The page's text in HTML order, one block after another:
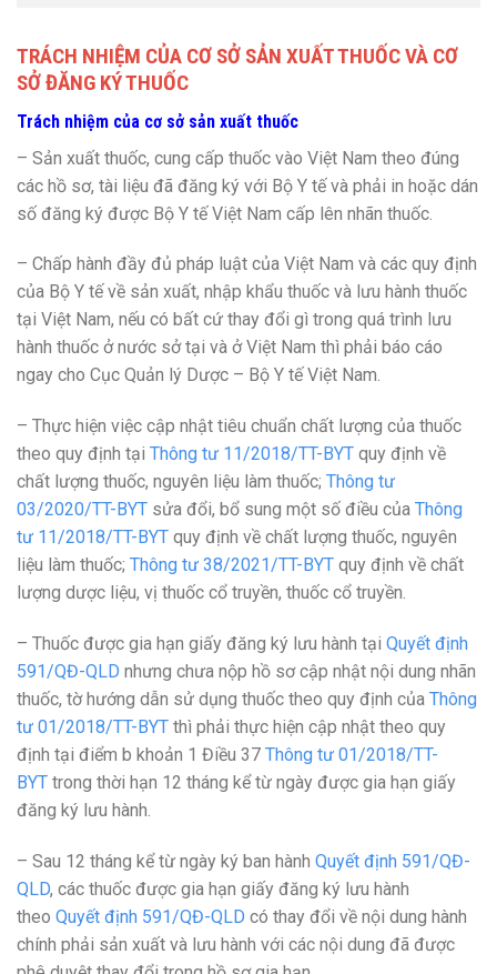
TRÁCH NHIỆM CỦA CƠ SỞ SẢN XUẤT THUỐC VÀ CƠ
SỞ ĐĂNG KÝ THUỐC
Trách nhiệm của cơ sở sản xuất thuốc
– Sản xuất thuốc, cung cấp thuốc vào Việt Nam theo đúng
các hồ sơ, tài liệu đã đăng ký với Bộ Y tế và phải in hoặc dán
số đăng ký được Bộ Y tế Việt Nam cấp lên nhãn thuốc.
– Chấp hành đầy đủ pháp luật của Việt Nam và các quy định
của Bộ Y tế về sản xuất, nhập khẩu thuốc và lưu hành thuốc
tại Việt Nam, nếu có bất cứ thay đổi gì trong quá trình lưu
hành thuốc ở nước sở tại và ở Việt Nam thì phải báo cáo
ngay cho Cục Quản lý Dược – Bộ Y tế Việt Nam.
– Thực hiện việc cập nhật tiêu chuẩn chất lượng của thuốc
theo quy định tại Thông tư 11/2018/TT-BYT quy định về
chất lượng thuốc, nguyên liệu làm thuốc; Thông tư
03/2020/TT-BYT sửa đổi, bổ sung một số điều của Thông
tư 11/2018/TT-BYT quy định về chất lượng thuốc, nguyên
liệu làm thuốc; Thông tư 38/2021/TT-BYT quy định về chất
lượng dược liệu, vị thuốc cổ truyền, thuốc cổ truyền.
– Thuốc được gia hạn giấy đăng ký lưu hành tại Quyết định
591/QĐ-QLD nhưng chưa nộp hồ sơ cập nhật nội dung nhãn
thuốc, tờ hướng dẫn sử dụng thuốc theo quy định của Thông
tư 01/2018/TT-BYT thì phải thực hiện cập nhật theo quy
định tại điểm b khoản 1 Điều 37 Thông tư 01/2018/TT-
BYT trong thời hạn 12 tháng kể từ ngày được gia hạn giấy
đăng ký lưu hành.
– Sau 12 tháng kể từ ngày ký ban hành Quyết định 591/QĐ-
QLD, các thuốc được gia hạn giấy đăng ký lưu hành
theo Quyết định 591/QĐ-QLD có thay đổi về nội dung hành
chính phải sản xuất và lưu hành với các nội dung đã được